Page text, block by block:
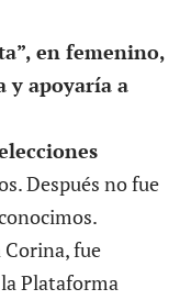
en femenino,
y apoyaría a
Después no fue
fue
Plataforma